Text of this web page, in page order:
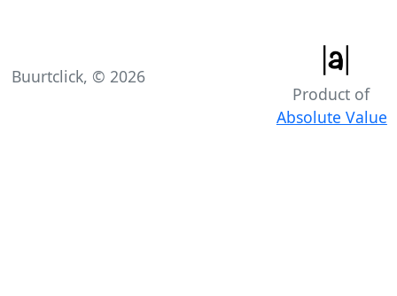
Buurtclick, © 2026
Product of
Absolute Value